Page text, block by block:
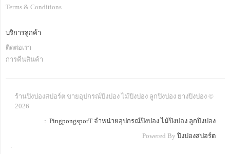
Terms & Conditions
บริการลูกค้า
ติดต่อเรา
การคืนสินค้า
ร้านปิงปองสปอร์ต ขายอุปกรณ์ปิงปอง ไม้ปิงปอง ลูกปิงปอง ยางปิงปอง ©
2026
: PingpongsporT จำหน่ายอุปกรณ์ปิงปอง ไม้ปิงปอง ลูกปิงปอง
Powered By ปิงปองสปอร์ต
.